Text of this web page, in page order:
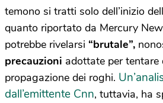
temono si tratti solo dell’inizio
quanto riportato da Mercury
potrebbe rivelarsi “brutale”,
precauzioni adottate per tentare
propagazione dei roghi.
dall’emittente Cnn, tuttavia, ha